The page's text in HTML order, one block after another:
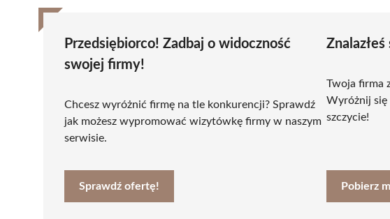
Przedsiębiorco! Zadbaj o widoczność
swojej firmy!
Chcesz wyróżnić firmę na tle konkurencji? Sprawdź
jak możesz wypromować wizytówkę firmy w naszym
serwisie.
Sprawdź ofertę!
Twoja firma
Wyróżnij się
szczycie!
Pobierz